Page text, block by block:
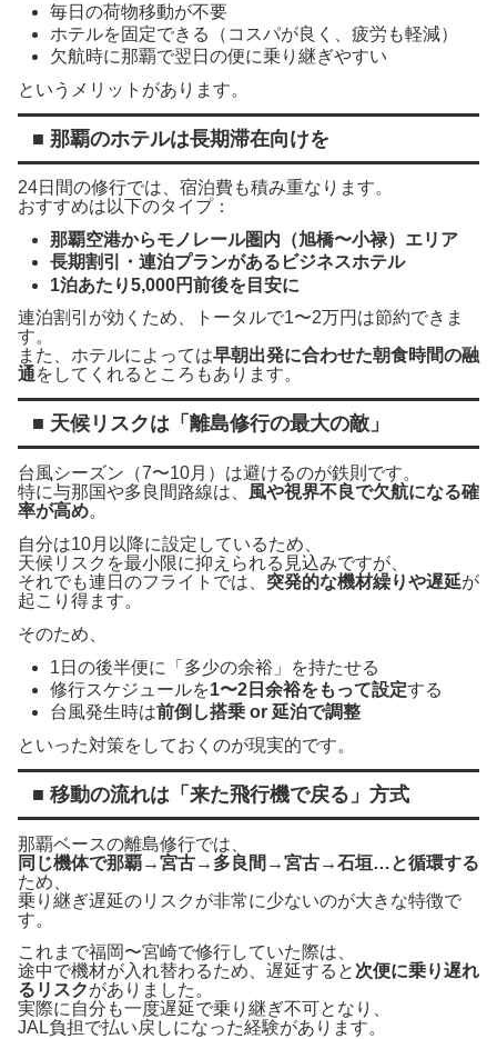
毎日の荷物移動が不要
ホテルを固定できる（コスパが良く、疲労も軽減）
欠航時に那覇で翌日の便に乗り継ぎやすい
というメリットがあります。
■ 那覇のホテルは長期滞在向けを
24日間の修行では、宿泊費も積み重なります。
おすすめは以下のタイプ：
那覇空港からモノレール圏内（旭橋〜小禄）エリア
長期割引・連泊プランがあるビジネスホテル
1泊あたり5,000円前後を目安に
連泊割引が効くため、トータルで1〜2万円は節約できま
す。
また、ホテルによっては早朝出発に合わせた朝食時間の融
通をしてくれるところもあります。
■ 天候リスクは「離島修行の最大の敵」
台風シーズン（7〜10月）は避けるのが鉄則です。
特に与那国や多良間路線は、 風や視界不良で欠航になる確
率が高め。
自分は10月以降に設定しているため、
天候リスクを最小限に抑えられる見込みですが、
それでも連日のフライトでは、 突発的な機材繰りや遅延が
起こり得ます。
そのため、
1日の後半便に「多少の余裕」を持たせる
修行スケジュールを1〜2日余裕をもって設定する
台風発生時は前倒し搭乗 or 延泊で調整
といった対策をしておくのが現実的です。
■ 移動の流れは「来た飛行機で戻る」方式
那覇ベースの離島修行では、
同じ機体で那覇→宮古→多良間→宮古→石垣…と循環する
ため、
乗り継ぎ遅延のリスクが非常に少ないのが大きな特徴で
す。
これまで福岡〜宮崎で修行していた際は、
途中で機材が入れ替わるため、遅延すると 次便に乗り遅れ
るリスクがありました。
実際に自分も一度遅延で乗り継ぎ不可となり、
JAL負担で払い戻しになった経験があります。